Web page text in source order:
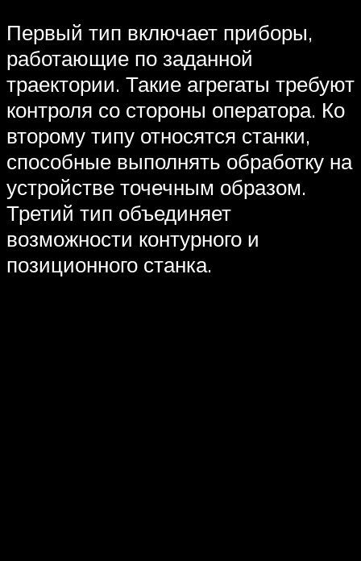
Первый тип включает приборы,
работающие по заданной
траектории. Такие агрегаты требуют
контроля со стороны оператора. Ко
второму типу относятся станки,
способные выполнять обработку на
устройстве точечным образом.
Третий тип объединяет
возможности контурного и
позиционного станка.